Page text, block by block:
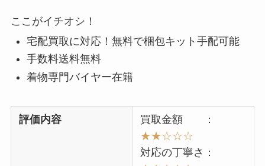
ここがイチオシ！
宅配買取に対応！無料で梱包キット手配可能
手数料送料無料
着物専門バイヤー在籍
評価内容
買取金額 ：
★★☆☆☆
対応の丁寧さ：